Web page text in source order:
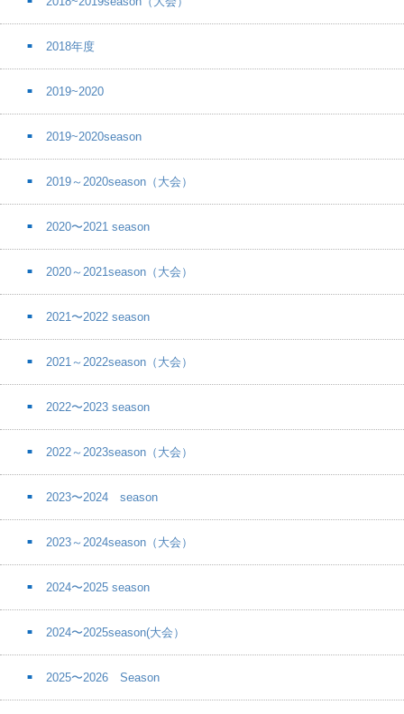
2018年度
2019~2020
2019~2020season
2019～2020season（大会）
2020〜2021 season
2020～2021season（大会）
2021〜2022 season
2021～2022season（大会）
2022〜2023 season
2022～2023season（大会）
2023〜2024 season
2023～2024season（大会）
2024〜2025 season
2024〜2025season(大会）
2025〜2026 Season